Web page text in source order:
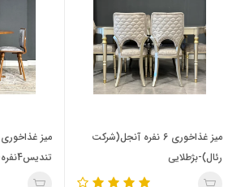
میز غذاخوری 6 نفره آنجل(شرکت
رئال)-بژطلایی
میز
تندیس4نفره(هرنومبل)